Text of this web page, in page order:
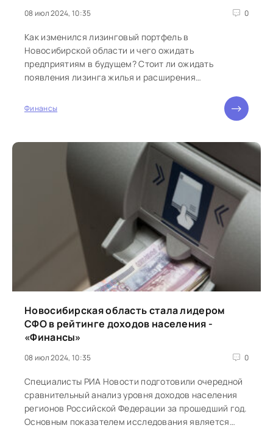
08 июл 2024, 10:35 0
Как изменился лизинговый портфель в
Новосибирской области и чего ожидать
предприятиям в будущем? Стоит ли ожидать
появления лизинга жилья и расширения
Финансы
Новосибирская область стала лидером
СФО в рейтинге доходов населения -
«Финансы»
08 июл 2024, 10:35 0
Специалисты РИА Новости подготовили очередной
сравнительный анализ уровня доходов населения
регионов Российской Федерации за прошедший год.
Основным показателем исследования является